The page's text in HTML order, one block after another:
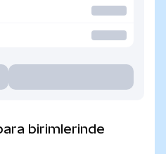
birimlerinde